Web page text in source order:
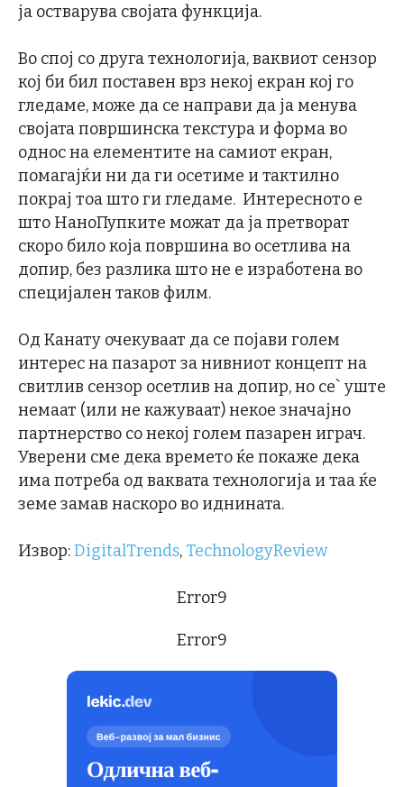
ја остварува својата функција.
Во спој со друга технологија, ваквиот сензор
кој би бил поставен врз некој екран кој го
гледаме, може да се направи да ја менува
својата површинска текстура и форма во
однос на елементите на самиот екран,
помагајќи ни да ги осетиме и тактилно
покрај тоа што ги гледаме. Интересното е
што НаноПупките можат да ја претворат
скоро било која површина во осетлива на
допир, без разлика што не е изработена во
специјален таков филм.
Од Канату очекуваат да се појави голем
интерес на пазарот за нивниот концепт на
свитлив сензор осетлив на допир, но се` уште
немаат (или не кажуваат) некое значајно
партнерство со некој голем пазарен играч.
Уверени сме дека времето ќе покаже дека
има потреба од ваквата технологија и таа ќе
земе замав наскоро во иднината.
Извор:DigitalTrends, TechnologyReview
Error9
Error9